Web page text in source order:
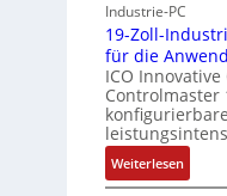
Industrie-PC
19-Zoll-
für die
ICO
Controlmaster
Weiterlesen:
1